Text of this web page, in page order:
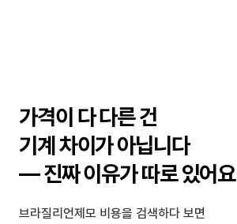
가격이 다 다른 건
기계 차이가 아닙니다
— 진짜 이유가 따로 있어요
브라질리언제모 비용을 검색하다 보면